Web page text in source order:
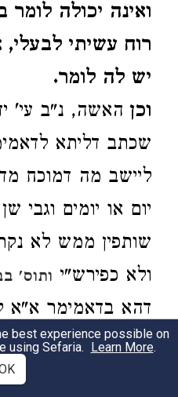
ואינה יכולה לומר
רוח עשיתי
יש לה לומר.
וכן האשה, נ"ב עי'
שכתב דליתא
ליישב מה דמוכח
יום או יומים וגבי
שותפין ממש לא
ולא כפירש"י ותוס'
דהא בדאמימר א"א
אינם יכולין למכור
לומר דסובר
best experience possible on
using Sefaria. Learn More.